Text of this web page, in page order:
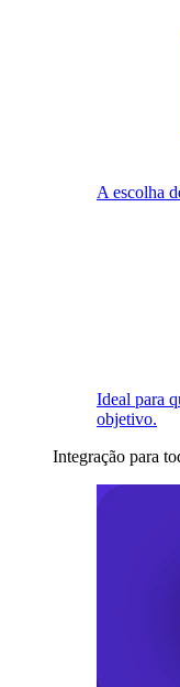
A escolha
Ideal para
objetivo.
Integração para